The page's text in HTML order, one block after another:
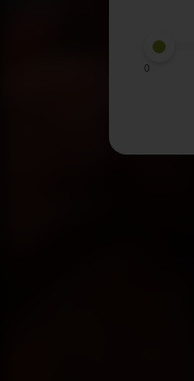
0